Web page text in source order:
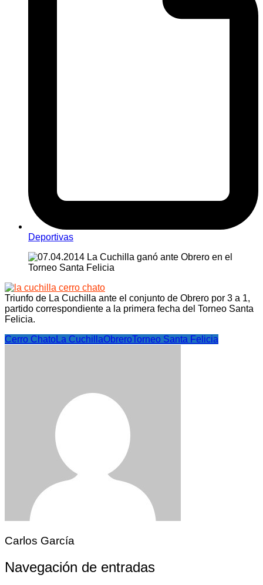
Deportivas
Triunfo de La Cuchilla ante el conjunto de Obrero por 3 a 1,
partido correspondiente a la primera fecha del Torneo Santa
Felicia.
Cerro ChatoLa CuchillaObreroTorneo Santa Felicia
Carlos García
Navegación de entradas